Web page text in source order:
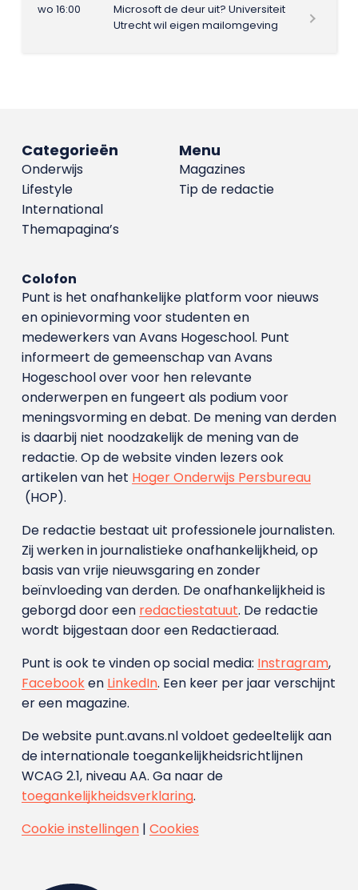
wo 16:00
Microsoft de deur uit? Universiteit
Utrecht wil eigen mailomgeving
Menu
Magazines
Tip de redactie
Categorieën
Onderwijs
Lifestyle
International
Themapagina’s
Colofon
Punt is het onafhankelijke platform voor nieuws
en opinievorming voor studenten en
medewerkers van Avans Hoge­school. Punt
informeert de gemeenschap van Avans
Hogeschool over voor hen relevante
onderwerpen en fungeert als podium voor
meningsvorming en debat. De mening van derden
is daarbij niet noodzakelijk de mening van de
redactie. Op de website vinden lezers ook
artikelen van het Hoger Onderwijs Persbureau
(HOP).
De redactie bestaat uit professionele journalisten.
Zij werken in journalistieke onafhankelijkheid, op
basis van vrije nieuwsgaring en zonder
beïnvloeding van derden. De onafhankelijkheid is
geborgd door een redactiestatuut. De redactie
wordt bijgestaan door een Redactieraad.
Punt is ook te vinden op social media: Instragram,
Facebooken LinkedIn. Een keer per jaar verschijnt
er een magazine.
De website punt.avans.nl voldoet gedeeltelijk aan
de internationale toegankelijkheidsrichtlijnen
WCAG 2.1, niveau AA. Ga naar de
toegankelijkheidsverklaring.
Cookie instellingen| Cookies